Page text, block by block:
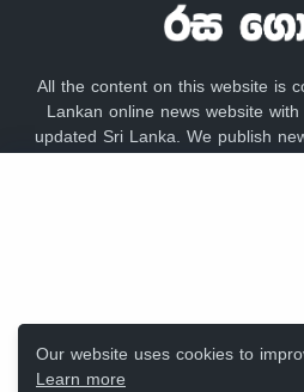
All the content on this website is
Lankan online news website
updated Sri Lanka. We publish
Our website uses cookies to
Learn more